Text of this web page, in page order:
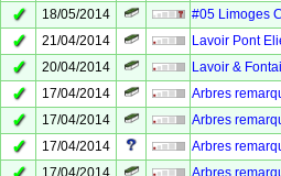
✓ 18/05/2014
#05 Limoges
✓ 21/04/2014
Lavoir Pont
✓ 20/04/2014
Lavoir &
✓ 17/04/2014
Arbres
✓ 17/04/2014
Arbres
✓ 17/04/2014
Arbres
17/04/2014
Arbres